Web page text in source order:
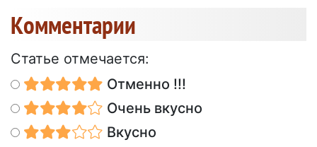
Kомментарии
Статье отмечается:
Отменно !!!
Очень вкусно
Вкусно